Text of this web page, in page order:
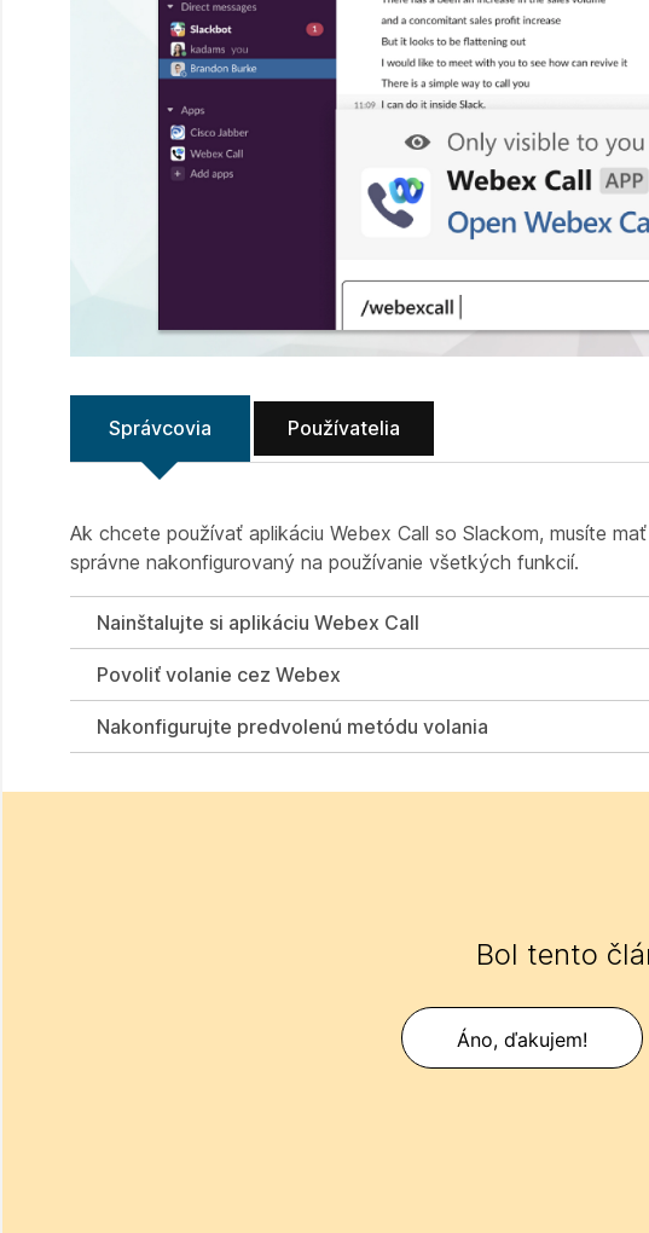
Správcovia Používatelia
Ak chcete používať aplikáciu Webex Call so Slackom, musíte
správne nakonfigurovaný na používanie všetkých funkcií.
Nainštalujte si aplikáciu Webex Call
Povoliť volanie cez Webex
Nakonfigurujte predvolenú metódu volania
Bol tento
Áno, ďakujem!